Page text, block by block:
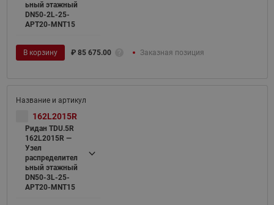
ьный этажный
DN50-2L-25-
APT20-MNT15
В корзину ₽ 85 675.00 Заказная позиция
162L2015R
Ридан TDU.5R
162L2015R —
Узел
распределител
ьный этажный
DN50-3L-25-
APT20-MNT15